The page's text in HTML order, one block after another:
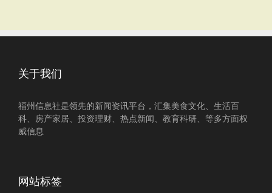
关于我们
福州信息社是领先的新闻资讯平台，汇集美食文化、生活百
科、房产家居、投资理财、热点新闻、教育科研、等多方面权
威信息
网站标签